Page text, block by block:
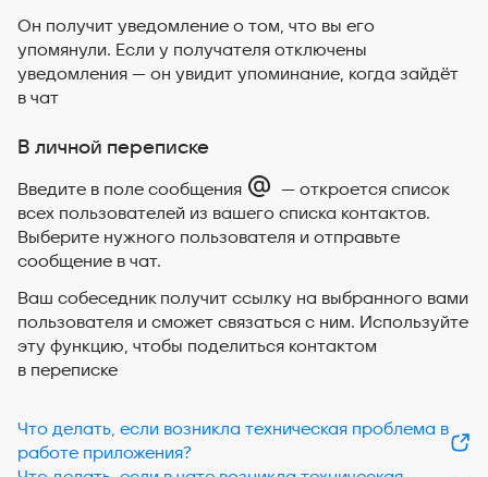
Он получит уведомление о том, что вы его
упомянули. Если у получателя отключены
уведомления — он увидит упоминание, когда зайдёт
в чат
В личной переписке
Введите в поле сообщения
— откроется список
всех пользователей из вашего списка контактов.
Выберите нужного пользователя и отправьте
сообщение в чат.
Ваш собеседник получит ссылку на выбранного вами
пользователя и сможет связаться с ним. Используйте
эту функцию, чтобы поделиться контактом
в переписке
Что делать, если возникла техническая проблема в
работе приложения?